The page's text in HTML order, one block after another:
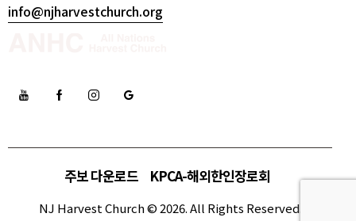
info@njharvestchurch.org
주보 다운로드 KPCA-해외한인장로회
NJ Harvest Church © 2026. All Rights Reserved.